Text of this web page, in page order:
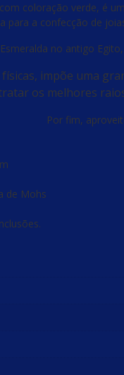
coloração verde, é
para a confecção de
no antigo
impõe uma
os melhores
de Mohs
Por fim,